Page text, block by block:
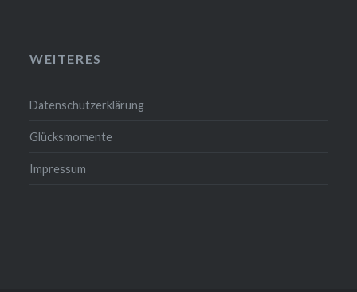
WEITERES
Datenschutzerklärung
Glücksmomente
Impressum